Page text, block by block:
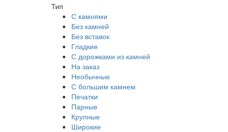
Тип
С камнями
Без камней
Без вставок
Гладкие
С дорожками из камней
На заказ
Необычные
С большим камнем
Печатки
Парные
Крупные
Широкие